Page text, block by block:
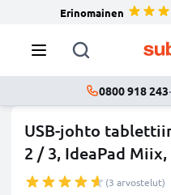
Erinomainen
0800 918 243·
USB-johto
2 / 3, IdeaPad Miix,
(3 arvostelut)